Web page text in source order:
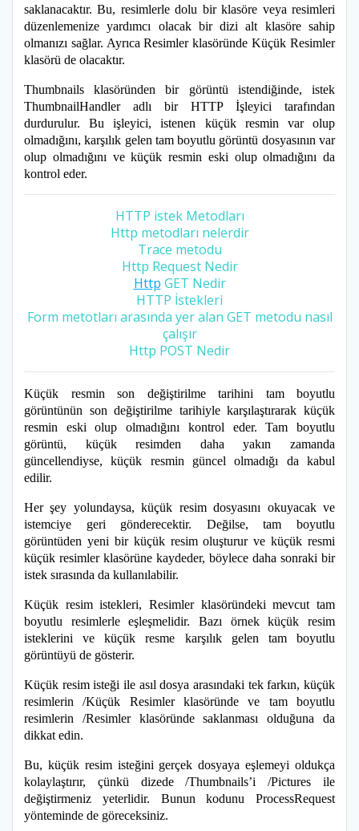
saklanacaktır. Bu, resimlerle dolu bir klasöre veya resimleri
düzenlemenize yardımcı olacak bir dizi alt klasöre sahip
olmanızı sağlar. Ayrıca Resimler klasöründe Küçük Resimler
klasörü de olacaktır.
Thumbnails klasöründen bir görüntü istendiğinde, istek
ThumbnailHandler adlı bir HTTP İşleyici tarafından
durdurulur. Bu işleyici, istenen küçük resmin var olup
olmadığını, karşılık gelen tam boyutlu görüntü dosyasının var
olup olmadığını ve küçük resmin eski olup olmadığını da
kontrol eder.
HTTP istek Metodları
Http metodları nelerdir
Trace metodu
Http Request Nedir
Http GET Nedir
HTTP İstekleri
Form metotları arasında yer alan GET metodu nasıl
çalışır
Http POST Nedir
Küçük resmin son değiştirilme tarihini tam boyutlu
görüntünün son değiştirilme tarihiyle karşılaştırarak küçük
resmin eski olup olmadığını kontrol eder. Tam boyutlu
görüntü, küçük resimden daha yakın zamanda
güncellendiyse, küçük resmin güncel olmadığı da kabul
edilir.
Her şey yolundaysa, küçük resim dosyasını okuyacak ve
istemciye geri gönderecektir. Değilse, tam boyutlu
görüntüden yeni bir küçük resim oluşturur ve küçük resmi
küçük resimler klasörüne kaydeder, böylece daha sonraki bir
istek sırasında da kullanılabilir.
Küçük resim istekleri, Resimler klasöründeki mevcut tam
boyutlu resimlerle eşleşmelidir. Bazı örnek küçük resim
isteklerini ve küçük resme karşılık gelen tam boyutlu
görüntüyü de gösterir.
Küçük resim isteği ile asıl dosya arasındaki tek farkın, küçük
resimlerin /Küçük Resimler klasöründe ve tam boyutlu
resimlerin /Resimler klasöründe saklanması olduğuna da
dikkat edin.
Bu, küçük resim isteğini gerçek dosyaya eşlemeyi oldukça
kolaylaştırır, çünkü dizede /Thumbnails’i /Pictures ile
değiştirmeniz yeterlidir. Bunun kodunu ProcessRequest
yönteminde de göreceksiniz.